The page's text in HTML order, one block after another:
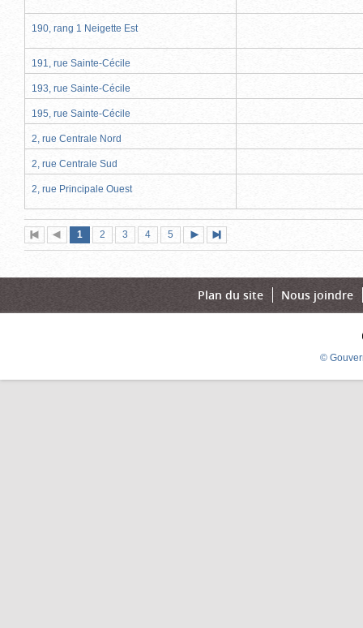
190, rang 1 Neigette Est
191, rue Sainte-Cécile
193, rue Sainte-Cécile
195, rue Sainte-Cécile
2, rue Centrale Nord
2, rue Centrale Sud
2, rue Principale Ouest
Première
page
Page
précédente
Page
1 (page
actuelle)
Page
2 Page
3 Page
4 Page
5
suivante
page
Plan du site Nous joindre
©